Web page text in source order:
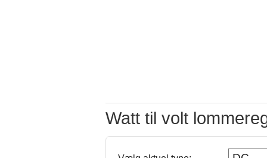
Watt til volt